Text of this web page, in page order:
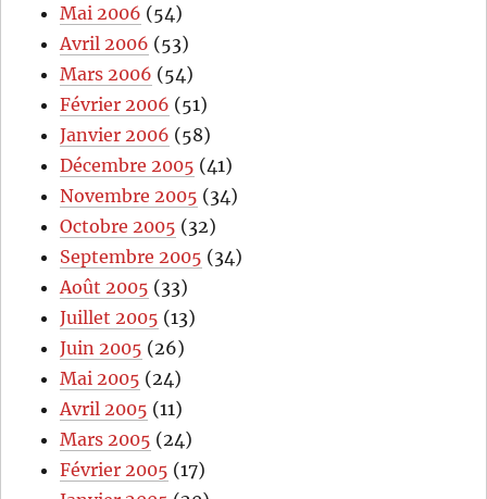
Mai 2006 (54)
Avril 2006 (53)
Mars 2006 (54)
Février 2006 (51)
Janvier 2006 (58)
Décembre 2005 (41)
Novembre 2005 (34)
Octobre 2005 (32)
Septembre 2005 (34)
Août 2005 (33)
Juillet 2005 (13)
Juin 2005 (26)
Mai 2005 (24)
Avril 2005 (11)
Mars 2005 (24)
Février 2005 (17)